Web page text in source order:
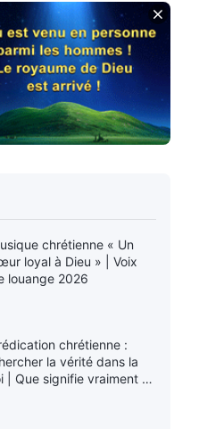
de Dieu quotidiennes :
Dieu | Extrait 47
de Dieu quotidiennes :
Dieu | Extrait 48
de Dieu quotidiennes :
de Dieu quotidiennes :
Dieu | Extrait 50
de Dieu quotidiennes :
Dieu | Extrait 51
chrétienne « Un
loyal à Dieu » | Voix
louange 2026
chrétienne :
la vérité dans la
| Que signifie vraiment «